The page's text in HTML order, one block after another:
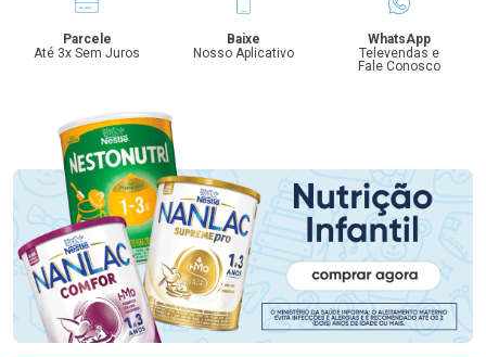
Parcele
Até 3x Sem Juros
Baixe
Nosso Aplicativo
WhatsApp
Televendas e
Fale Conosco